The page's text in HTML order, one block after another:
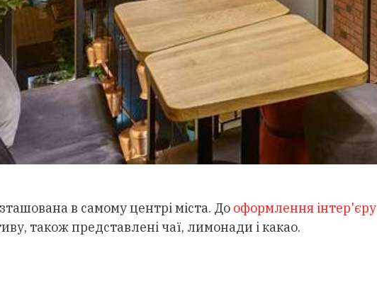
в самому центрі міста. До оформлення інтер'єру
також представлені чаї, лимонади і какао.